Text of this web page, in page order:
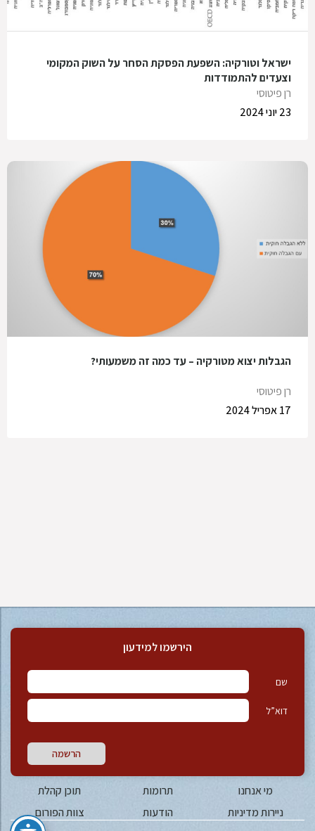
ישראל וטורקיה: השפעת הפסקת הסחר על השוק המקומי
וצעדים להתמודדות
רן פיטוסי
23 יוני 2024
הגבלות יצוא מטורקיה – עד כמה זה משמעותי?
רן פיטוסי
17 אפריל 2024
הירשמו למידעון
שם
דוא”ל
הרשמה
מי אנחנו תרומות
תוכן קהלת
ניירות מדיניות
הודעות צוות הפורום